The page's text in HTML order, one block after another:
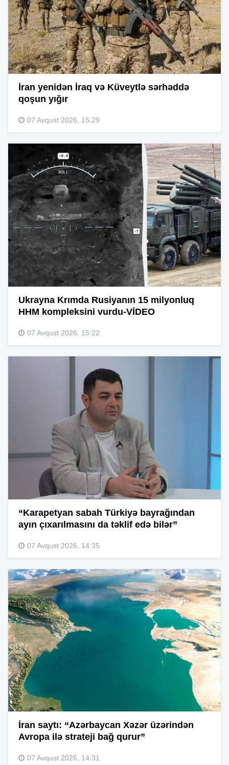
İran yenidən İraq və Küveytlə sərhəddə
qoşun yığır
07 Avqust 2026, 15:29
Ukrayna Krımda Rusiyanın 15 milyonluq
HHM kompleksini vurdu-VİDEO
07 Avqust 2026, 15:22
“Karapetyan sabah Türkiyə bayrağından
ayın çıxarılmasını da təklif edə bilər”
07 Avqust 2026, 14:35
İran saytı: “Azərbaycan Xəzər üzərindən
Avropa ilə strateji bağ qurur”
07 Avqust 2026, 14:31